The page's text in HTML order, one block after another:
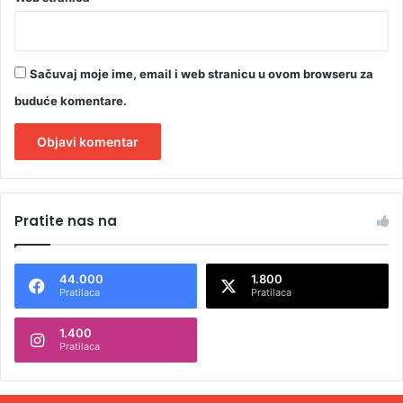
Sačuvaj moje ime, email i web stranicu u ovom browseru za
buduće komentare.
t
n
t
Pratite nas na
44.000
Pratilaca
1.800
Pratilaca
1.400
Pratilaca